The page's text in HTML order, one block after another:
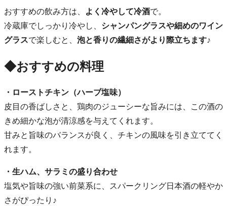
おすすめの飲み方は、 よく冷やして冷酒で。
冷蔵庫でしっかり冷やし、 シャンパングラスや細めのワイン
グラスで楽しむと、 泡と香りの繊細さがより際立ちます♪
◆おすすめの料理
・ローストチキン（ハーブ塩味）
皮目の香ばしさと、鶏肉のジューシーな旨みには、この酒の
きめ細かな泡が清涼感を与えてくれます。
甘みと旨味のバランスが良く、チキンの風味を引き立ててく
れます。
・生ハム、サラミの盛り合わせ
塩気や旨味の強い前菜系に、スパークリング日本酒の軽やか
さがぴったり♪